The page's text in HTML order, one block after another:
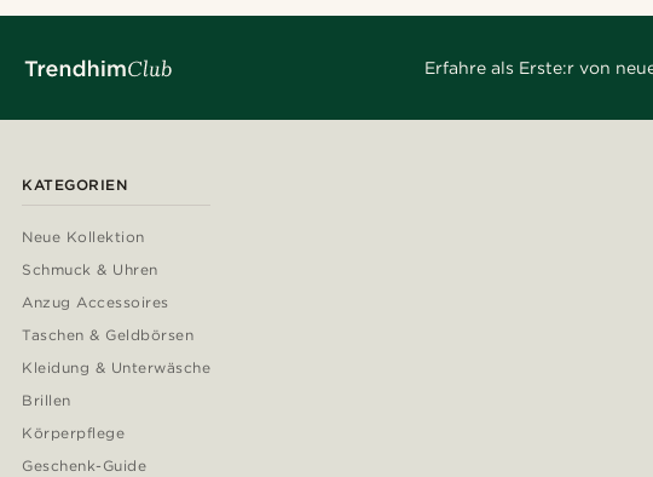
Erfahre als Erste:r von
KATEGORIEN
Neue Kollektion
Schmuck & Uhren
Anzug Accessoires
Taschen & Geldbörsen
Kleidung & Unterwäsche
Brillen
Körperpflege
Geschenk-Guide